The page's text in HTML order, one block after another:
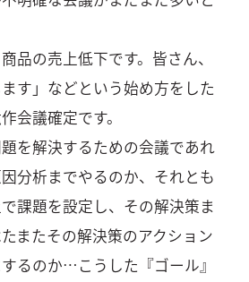
品の売上低下です。皆さん、
す」などという始め方をした
会議確定です。
を解決するための会議であれ
分析までやるのか、それとも
課題を設定し、その解決策ま
またその解決策のアクション
るのか…こうした『ゴール』